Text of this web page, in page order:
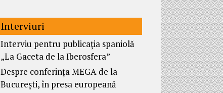
Interviuri
Interviu pentru publicația spaniolă
„La Gaceta de la Iberosfera”
Despre conferința MEGA de la
București, în presa europeană